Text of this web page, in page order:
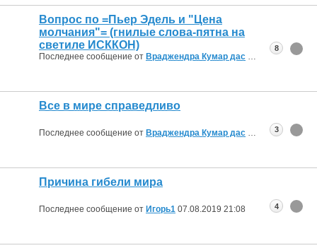
Вопрос по =Пьер Эдель и "Цена
молчания"= (гнилые слова-пятна на
светиле ИСККОН)
Последнее сообщение от Враджендра Кумар дас 10:53
8
Все в мире справедливо
Последнее сообщение от Враджендра Кумар дас 08:30
3
Причина гибели мира
Последнее сообщение от Игорь1 07.08.2019 21:08 4